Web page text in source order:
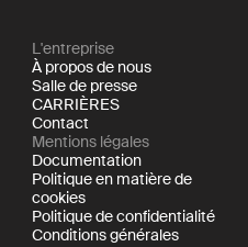
L'entreprise
À propos de nous
Salle de presse
CARRIÈRES
Contact
Mentions légales
Documentation
Politique en matière de
cookies
Politique de confidentialité
Conditions générales